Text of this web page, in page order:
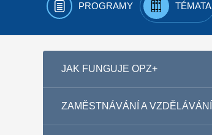
PROGRAMY TÉMATA
JAK FUNGUJE OPZ+
ZAMĚSTNÁVÁNÍ A VZDĚLÁVÁNÍ